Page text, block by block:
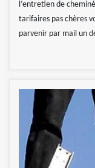
l’entretien de
tarifaires pas chères
parvenir par mail un